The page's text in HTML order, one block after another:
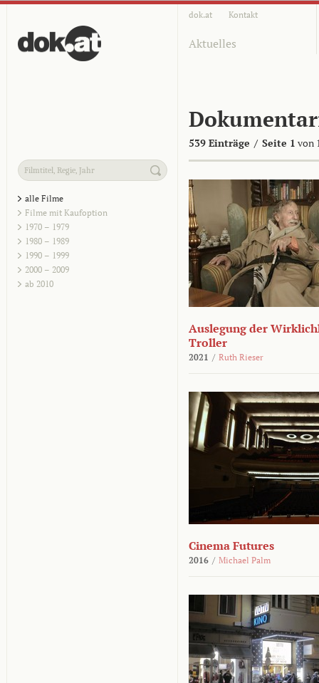
dok.at Kontakt
Aktuelles
539 Einträge / Seite 1 von
alle Filme
Filme mit Kaufoption
1970 – 1979
1980 – 1989
1990 – 1999
2000 – 2009
ab 2010
Auslegung der
Troller
2021 / Ruth Rieser
Cinema Futures
2016 / Michael Palm